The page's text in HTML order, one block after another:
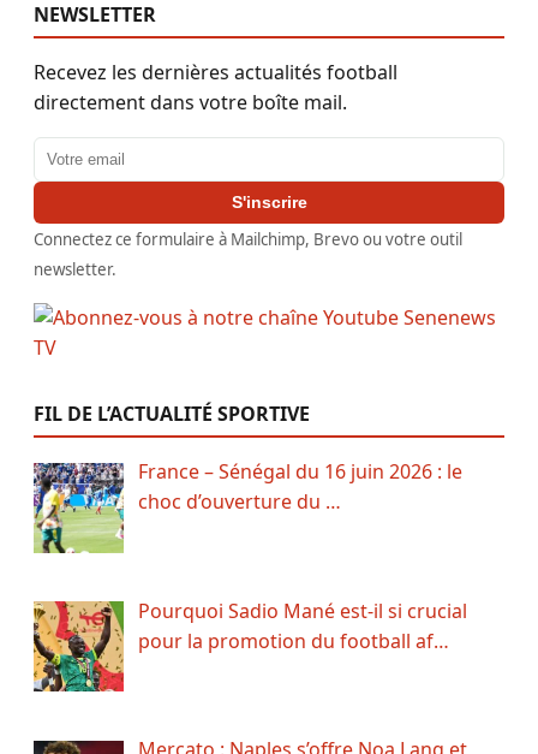
NEWSLETTER
Recevez les dernières actualités football
directement dans votre boîte mail.
Adresse email
S'inscrire
Connectez ce formulaire à Mailchimp, Brevo ou votre outil
newsletter.
FIL DE L’ACTUALITÉ SPORTIVE
France – Sénégal du 16 juin 2026 : le
choc d’ouverture du …
Pourquoi Sadio Mané est-il si crucial
pour la promotion du football af…